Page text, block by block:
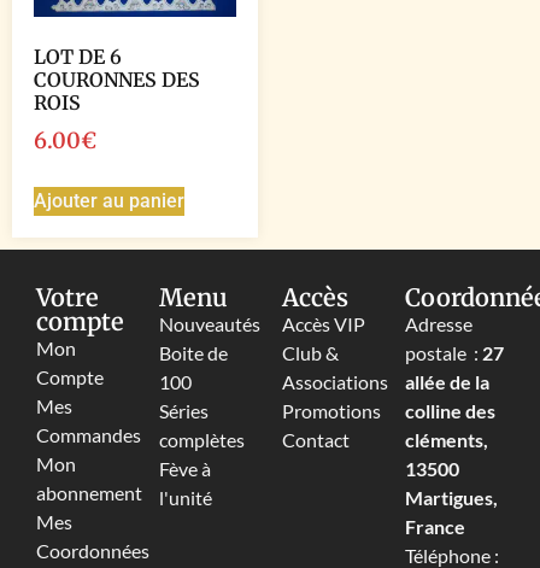
LOT DE 6
COURONNES DES
ROIS
6.00€
Ajouter au panier
Votre
compte
Mon
Compte
Mes
Commandes
Mon
abonnement
Mes
Coordonnées
Menu
Nouveautés
Boite de
100
Séries
complètes
Fève à
l'unité
Accès
Accès VIP
Club &
Associations
Promotions
Contact
Adresse
postale : 27
allée de la
colline des
cléments,
13500
Martigues,
France
Téléphone :